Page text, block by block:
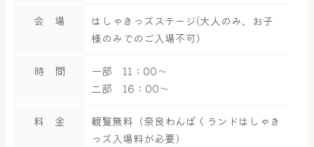
会 場
はしゃきっズステージ(大人のみ、お子
様のみでのご入場不可)
時 間
一部 11：00～
二部 16：00～
料 金
観覧無料（奈良わんぱくランドはしゃき
っズ入場料が必要）